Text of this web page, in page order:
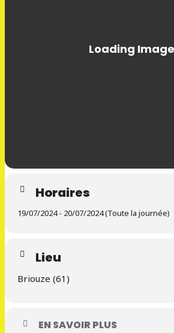
Horaires
19/07/2024 - 20/07/2024 (Toute la journée)
Lieu
Briouze (61)
EN SAVOIR PLUS